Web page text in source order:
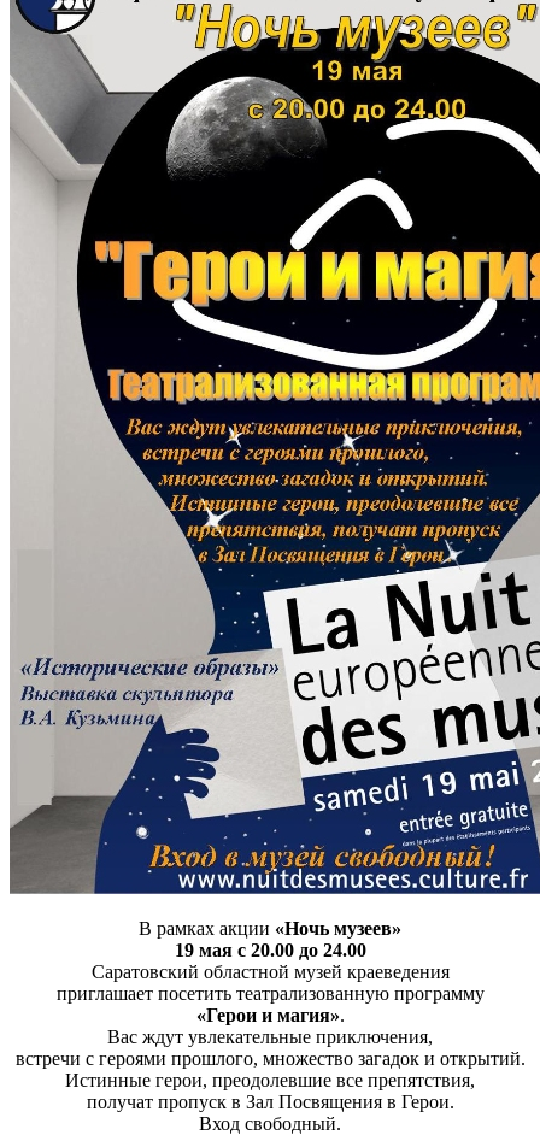
В рамках акции «Ночь музеев»
19 мая с 20.00 до 24.00
Саратовский областной музей краеведения
приглашает посетить театрализованную программу
«Герои и магия».
Вас ждут увлекательные приключения,
встречи с героями прошлого, множество загадок и открытий.
Истинные герои, преодолевшие все препятствия,
получат пропуск в Зал Посвящения в Герои.
Вход свободный.